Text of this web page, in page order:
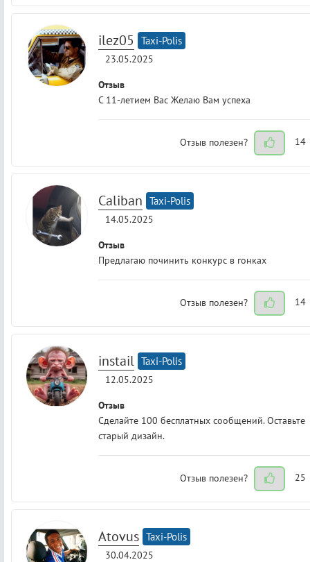
ilez05 Taxi-Polis
23.05.2025
Отзыв
С 11-летием Вас Желаю Вам успеха
Отзыв полезен? 14
Caliban Taxi-Polis
14.05.2025
Отзыв
Предлагаю починить конкурс в гонках
Отзыв полезен? 14
instail Taxi-Polis
12.05.2025
Отзыв
Сделайте 100 бесплатных сообщений. Оставьте
старый дизайн.
Отзыв полезен? 25
Atovus Taxi-Polis
30.04.2025